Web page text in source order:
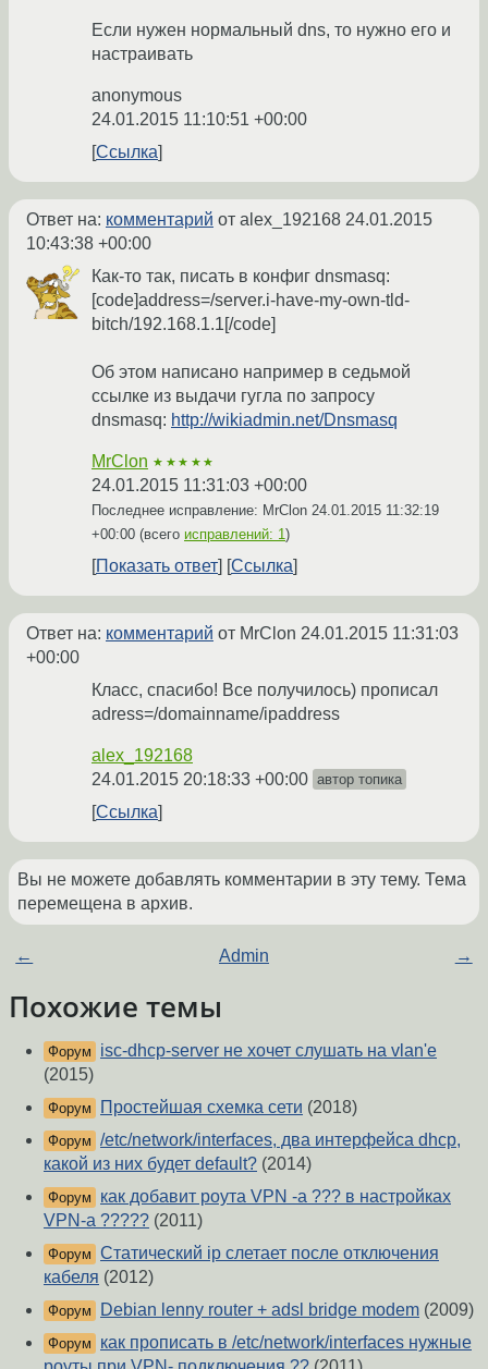
Если нужен нормальный dns, то нужно его и
настраивать
anonymous
24.01.2015 11:10:51 +00:00
Ссылка
Ответ на: комментарий от alex_192168 24.01.2015
10:43:38 +00:00
Как-то так, писать в конфиг dnsmasq:
[code]address=/server.i-have-my-own-tld-
bitch/192.168.1.1[/code]
Об этом написано например в седьмой
ссылке из выдачи гугла по запросу
dnsmasq: http://wikiadmin.net/Dnsmasq
MrClon ★★★★★
24.01.2015 11:31:03 +00:00
Последнее исправление: MrClon 24.01.2015 11:32:19
+00:00 (всего исправлений: 1)
Показать ответ Ссылка
Ответ на: комментарий от MrClon 24.01.2015 11:31:03
+00:00
Класс, спасибо! Все получилось) прописал
adress=/domainname/ipaddress
alex_192168
24.01.2015 20:18:33 +00:00 автор топика
Ссылка
Вы не можете добавлять комментарии в эту тему. Тема
перемещена в архив.
← Admin →
Похожие темы
Форум
isc-dhcp-server не хочет слушать на vlan'е
(2015)
Форум Простейшая схемка сети (2018)
Форум /etc/network/interfaces, два интерфейса dhcp,
какой из них будет default? (2014)
Форум
как добавит роута VPN -a ??? в настройках
VPN-а ????? (2011)
Форум Статический ip слетает после отключения
кабеля (2012)
Форум Debian lenny router + adsl bridge modem (2009)
Форум
как прописать в /etc/network/interfaces нужные